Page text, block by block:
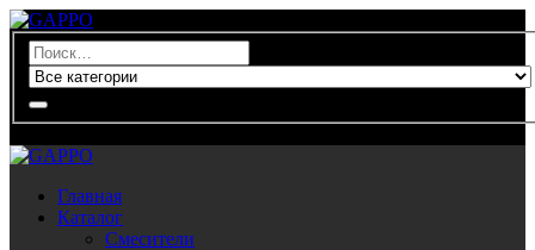
Главная
Каталог
Смесители